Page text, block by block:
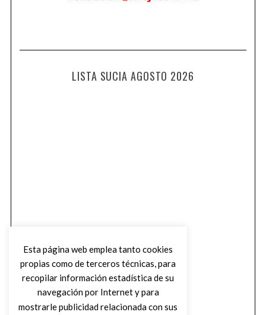
LISTA SUCIA AGOSTO 2026
Esta página web emplea tanto cookies
propias como de terceros técnicas, para
recopilar información estadística de su
navegación por Internet y para
mostrarle publicidad relacionada con sus